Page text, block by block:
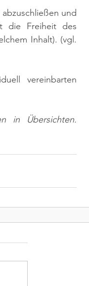
und
die Freiheit des
Inhalt). (vgl.
vereinbarten
in Übersichten.